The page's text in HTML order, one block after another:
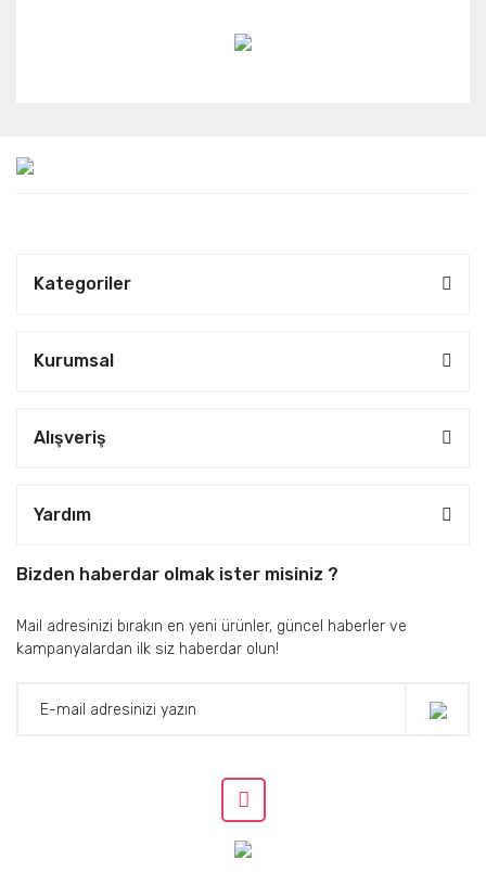
Kategoriler
Kurumsal
Alışveriş
Yardım
Bizden haberdar olmak ister misiniz ?
Mail adresinizi bırakın en yeni ürünler, güncel haberler ve
kampanyalardan ilk siz haberdar olun!